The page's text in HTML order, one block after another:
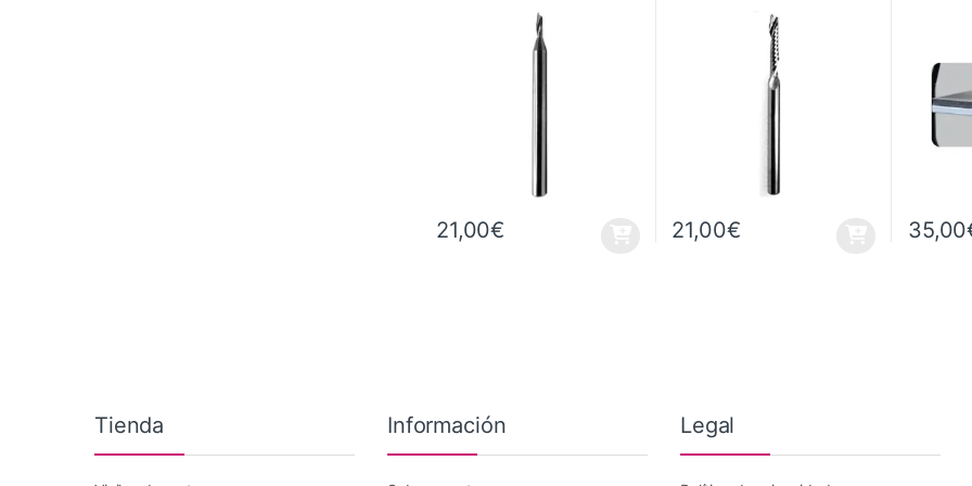
21,00€ 21,00€ 35,00
Tienda Información Legal